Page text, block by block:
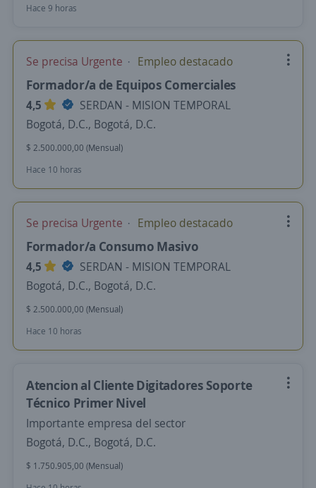
Hace 9 horas
Se precisa Urgente Empleo destacado
Formador/a de Equipos Comerciales
4,5
SERDAN - MISION TEMPORAL
Bogotá, D.C., Bogotá, D.C.
$ 2.500.000,00 (Mensual)
Hace 10 horas
Se precisa Urgente Empleo destacado
Formador/a Consumo Masivo
4,5
SERDAN - MISION TEMPORAL
Bogotá, D.C., Bogotá, D.C.
$ 2.500.000,00 (Mensual)
Hace 10 horas
Atencion al Cliente Digitadores Soporte
Técnico Primer Nivel
Importante empresa del sector
Bogotá, D.C., Bogotá, D.C.
$ 1.750.905,00 (Mensual)